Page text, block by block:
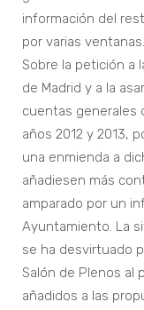
información del
por varias
Sobre la petición a
de Madrid y a la
cuentas generales
años 2012 y 2013,
una enmienda a
añadiesen más
amparado por un
Ayuntamiento. La
se ha desvirtuado
Salón de Plenos al
añadidos a las